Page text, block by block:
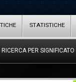
STATISTICHE
RICERCA PER SIGNIFICATO